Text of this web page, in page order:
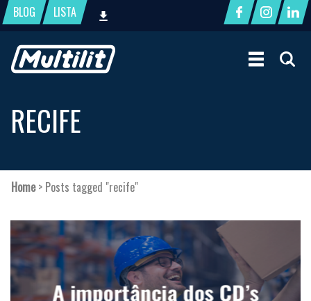
BLOG LISTA
RECIFE
Home> Posts tagged "recife"